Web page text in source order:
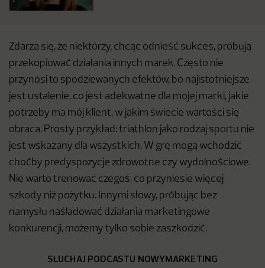
Zdarza się, że niektórzy, chcąc odnieść sukces, próbują
przekopiować działania innych marek. Często nie
przynosi to spodziewanych efektów, bo najistotniejsze
jest ustalenie, co jest adekwatne dla mojej marki, jakie
potrzeby ma mój klient, w jakim świecie wartości się
obraca. Prosty przykład: triathlon jako rodzaj sportu nie
jest wskazany dla wszystkich. W grę mogą wchodzić
choćby predyspozycje zdrowotne czy wydolnościowe.
Nie warto trenować czegoś, co przyniesie więcej
szkody niż pożytku. Innymi słowy, próbując bez
namysłu naśladować działania marketingowe
konkurencji, możemy tylko sobie zaszkodzić.
SŁUCHAJ PODCASTU NOWYMARKETING